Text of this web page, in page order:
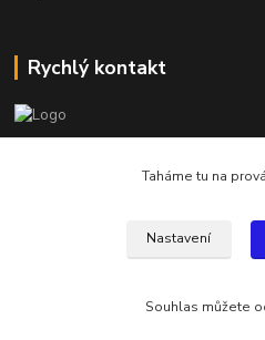
Rychlý kontakt
info@armygalanterie.cz
Všechny obrázky, popisky a texty
Taháme tu na
Nastavení
Souhlas můžete